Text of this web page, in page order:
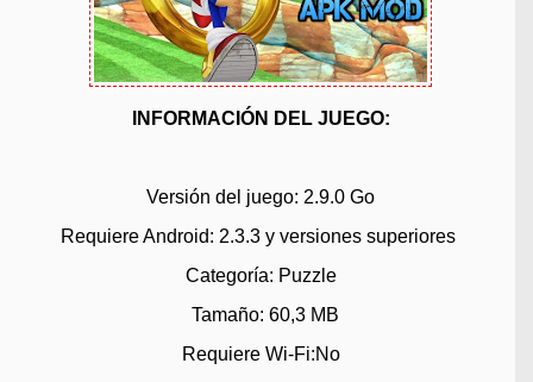
INFORMACIÓN DEL JUEGO:
Versión del juego: 2.9.0 Go
Requiere Android: 2.3.3 y versiones superiores
Categoría: Puzzle
Tamaño: 60,3 MB
Requiere Wi-Fi:No